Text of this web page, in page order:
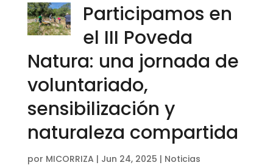
Participamos en
el III Poveda
Natura: una jornada de
voluntariado,
sensibilización y
naturaleza compartida
por MICORRIZA | Jun 24, 2025 | Noticias